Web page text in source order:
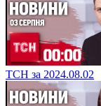
ТСН за 2024.08.02